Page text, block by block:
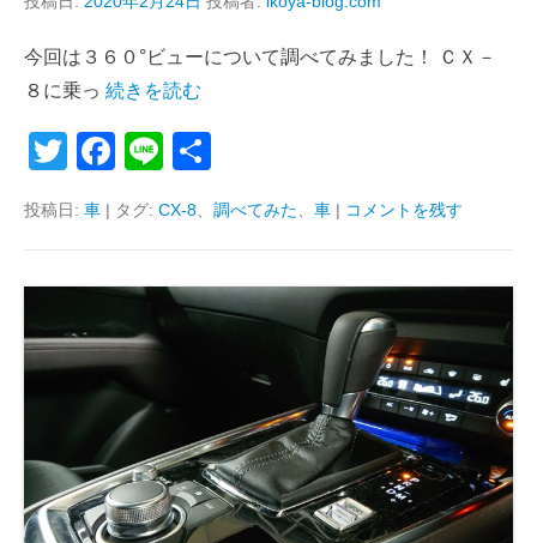
今回は３６０°ビューについて調べてみました！ ＣＸ－
８に乗っ 続きを読む
T
wi
tt
F
c
b
o
o
k
Li
e
有
投稿日: 車 | タグ: CX-8、 調べてみた、 車 | コメントを残す